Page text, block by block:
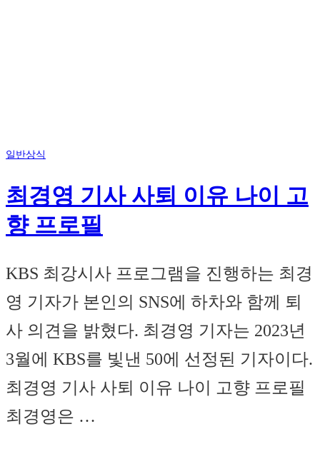
일반상식
최경영 기사 사퇴 이유 나이 고
향 프로필
KBS 최강시사 프로그램을 진행하는 최경
영 기자가 본인의 SNS에 하차와 함께 퇴
사 의견을 밝혔다. 최경영 기자는 2023년
3월에 KBS를 빛낸 50에 선정된 기자이다.
최경영 기사 사퇴 이유 나이 고향 프로필
최경영은 …